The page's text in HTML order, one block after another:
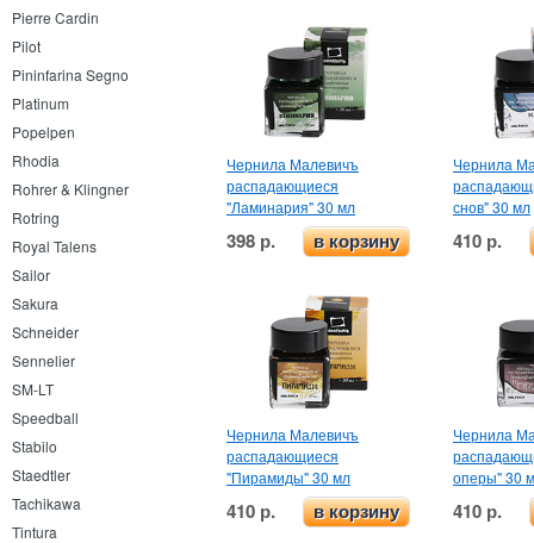
Pierre Cardin
Pilot
Pininfarina Segno
Platinum
Popelpen
Rhodia
Rohrer & Klingner
Rotring
Royal Talens
Sailor
Sakura
Schneider
Sennelier
SM-LT
Speedball
Stabilo
Staedtler
Tachikawa
Tintura
Чернила Малевичъ
распадающиеся
"Ламинария" 30 мл
398 р. в корзину
Чернила
снов" 30 мл
410 р.
Чернила Малевичъ
распадающиеся
"Пирамиды" 30 мл
410 р. в корзину
Чернила
оперы" 30
410 р.